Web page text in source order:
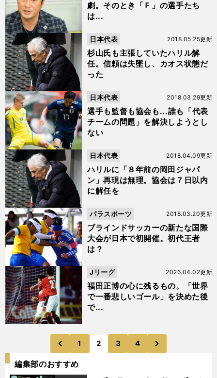
劇。そのとき「Ｆ」の選手たち
は...
杉山氏も主張していたハリル解
任。信頼は失墜し、カオス状態だ
った
2018.05.25更新
日本代表
選手も監督も協会も...誰も「代表
チームの問題」を解決しようとし
ない
2018.03.29更新
日本代表
ハリルに「８年前の岡田ジャパ
ン」再現は無理。協会は７日以内
に解任を
2018.04.09更新
日本代表
ブラインドサッカーの新たな国際
大会が日本で初開催。初代王者
は？
2018.03.20更新
パラスポーツ
福田正博の心に残るもの。「世界
で一番悲しいゴール」を決めた後
で...
2026.04.02更新
Jリーグ
前
のページへ
1 2 3 4
のページへ
編集部のおすすめ